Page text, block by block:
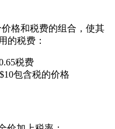
价格和税费的组合，使其
的税费：
税费
包含税的价格